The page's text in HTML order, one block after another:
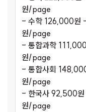
원/page
- 수학 126,000원
원/page
- 통합과학
원/page
- 통합사회
원/page
- 한국사 92,500
원/page